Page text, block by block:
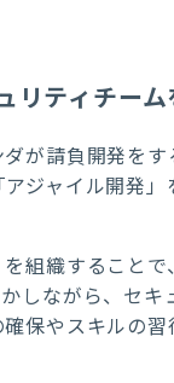
リティチー
が請負開発を
ジャイル開発
組織することで
しながら、セキ
保やスキルの